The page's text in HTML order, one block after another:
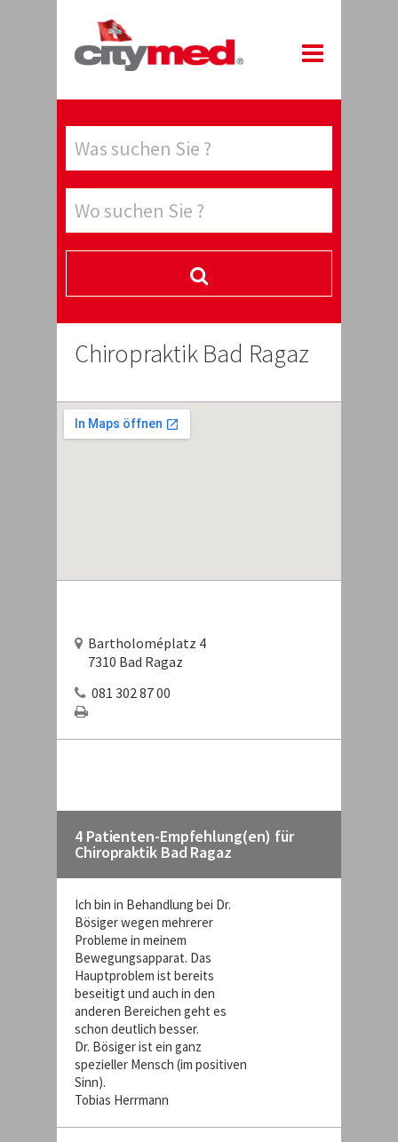
Chiropraktik Bad Ragaz
Bartholoméplatz 4
7310 Bad Ragaz
081 302 87 00
4 Patienten-Empfehlung(en) für
Chiropraktik Bad Ragaz
Ich bin in Behandlung bei Dr.
Bösiger wegen mehrerer
Probleme in meinem
Bewegungsapparat. Das
Hauptproblem ist bereits
beseitigt und auch in den
anderen Bereichen geht es
schon deutlich besser.
Dr. Bösiger ist ein ganz
spezieller Mensch (im positiven
Sinn).
Tobias Herrmann